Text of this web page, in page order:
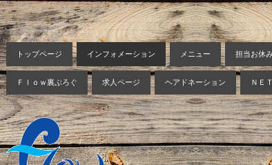
トップページ インフォメーション メニュー 担当お休
Ｆｌｏｗ裏ぶろぐ 求人ページ ヘアドネーション ＮＥ